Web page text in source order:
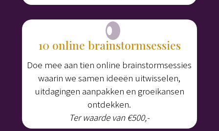
10 online brainstormsessies
Doe mee aan tien online brainstormsessies
waarin we samen ideeën uitwisselen,
uitdagingen aanpakken en groeikansen
ontdekken.
Ter waarde van €500,-